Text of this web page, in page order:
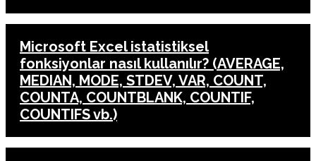
Microsoft Excel istatistiksel
fonksiyonlar nasıl kullanılır? (AVERAGE,
MEDIAN, MODE, STDEV, VAR, COUNT,
COUNTA, COUNTBLANK, COUNTIF,
COUNTIFS vb.)